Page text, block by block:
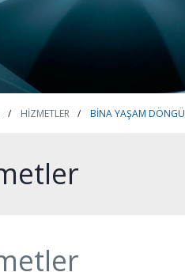
HIZMETLER BINA YAŞAM